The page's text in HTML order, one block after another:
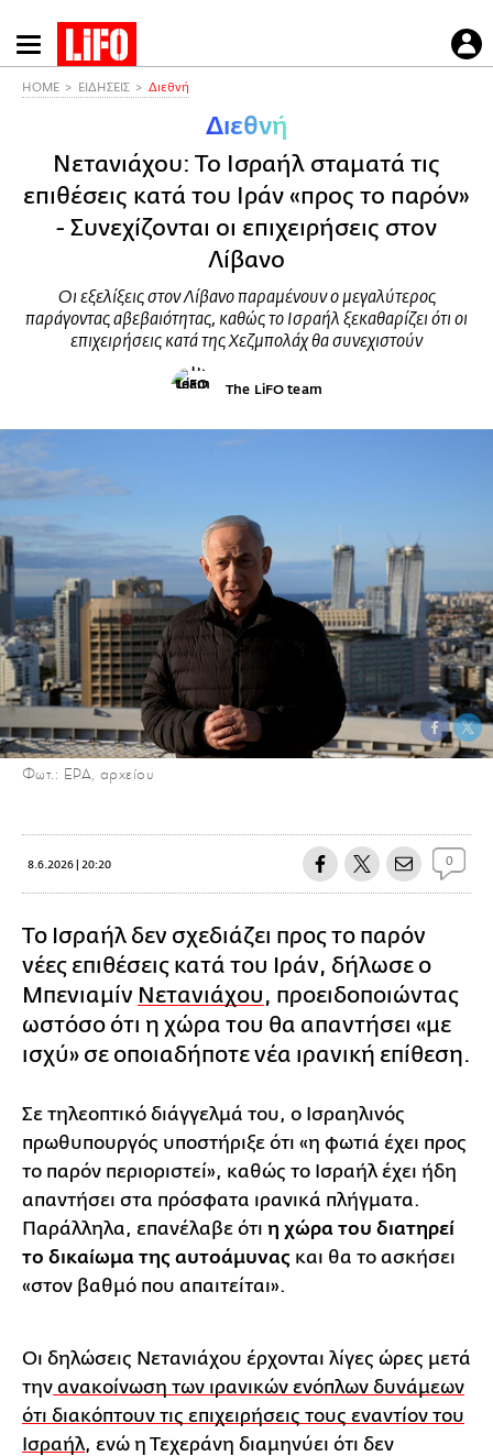
Παράκαμψη
προς
HOME ΕΙΔΗΣΕΙΣ Διεθνή
Διεθνή
Νετανιάχου: Το Ισραήλ σταματά τις
επιθέσεις κατά του Ιράν «προς το παρόν»
- Συνεχίζονται οι επιχειρήσεις στον
Λίβανο
Οι εξελίξεις στον Λίβανο παραμένουν ο μεγαλύτερος
παράγοντας αβεβαιότητας, καθώς το Ισραήλ ξεκαθαρίζει ότι οι
επιχειρήσεις κατά της Χεζμπολάχ θα συνεχιστούν
The LiFO team
Φωτ.: EPA, αρχείου
8.6.2026 | 20:20 0
Το Ισραήλ δεν σχεδιάζει προς το παρόν
νέες επιθέσεις κατά του Ιράν, δήλωσε ο
Μπενιαμίν Νετανιάχου, προειδοποιώντας
ωστόσο ότι η χώρα του θα απαντήσει «με
ισχύ» σε οποιαδήποτε νέα ιρανική επίθεση.
Σε τηλεοπτικό διάγγελμά του, ο Ισραηλινός
πρωθυπουργός υποστήριξε ότι «η φωτιά έχει προς
το παρόν περιοριστεί», καθώς το Ισραήλ έχει ήδη
απαντήσει στα πρόσφατα ιρανικά πλήγματα.
Παράλληλα, επανέλαβε ότι η χώρα του διατηρεί
το δικαίωμα της αυτοάμυνας και θα το ασκήσει
«στον βαθμό που απαιτείται».
Οι δηλώσεις Νετανιάχου έρχονται λίγες ώρες μετά
την ανακοίνωση των ιρανικών ενόπλων δυνάμεων
ότι διακόπτουν τις επιχειρήσεις τους εναντίον του
Ισραήλ, ενώ η Τεχεράνη διαμηνύει ότι δεν